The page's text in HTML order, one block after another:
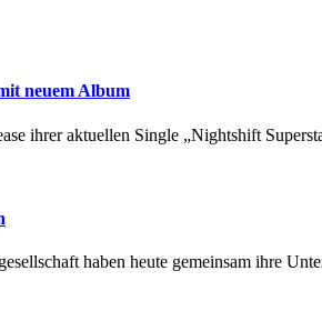
neuem Album
ihrer aktuellen Single „Nightshift
haben heute gemeinsam ihre